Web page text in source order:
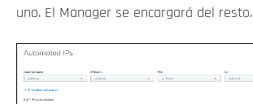
uno. El Manager se encargará del resto.